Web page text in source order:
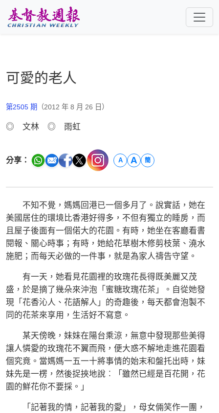
可愛的老人
第2505 期 （2012 年 8 月 26 日）
◎ 文林 ◎ 雨虹
分享： A A 簡
不知不覺，媽媽回港已一個多月了。說實話，她在
美國居住的環境比香港好得多，不但有獨立的睡房，而
且屋子後面有一個偌大的花園。有時，她坐在客廳看書
閱報、關心時事；有時，她給花草樹木修剪枝葉、澆水
施肥；而每天必做的一件事，就是為家人禱告守望。
有一天，她看見花園裡的玫瑰花長得既美麗又茂
盛，於是摘了幾朵來沖泡「蜜糖玫瑰花茶」。自從她發
現「花香沁人、花語解人」的奇趣後，每天都會泡製不
同的花茶來享用，生活好不寫意。
某天傍晚，妹妹在陽台乘涼，無意中發現那些美得
讓人憐愛的玫瑰花不翼而飛，便大惑不解地走進花園看
個究竟。當媽媽一五一十將事情的始末和盤托出時，妹
妹先是一楞，然後捉挾地說︰「雖然已經是百花開，花
園的鮮花你不要採。」
「記著我的情，記著我的愛」，母女倆笑作一團，